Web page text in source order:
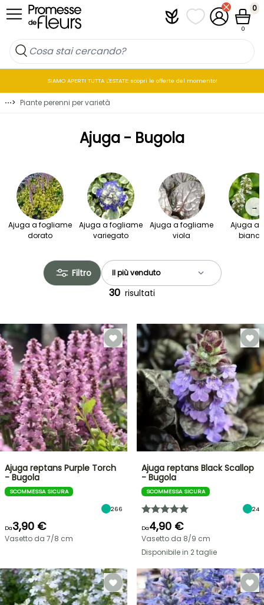
Salta al contenuto PlantfitI miei elenchi di
Il mio
0
0
SIAMO APERTI TUTTA L'ESTATE: scopri le offerte del momento!
⋯> Piante perenni per varietà
Ajuga - Bugola
Ajuga a fogliame
dorato
Ajuga a fogliame
variegato
Ajuga a fogliame
viola
Ajuga a
→
Filtro
30 risultati
Ajuga reptans Purple Torch
- Bugola
SCOMMESSA SICURA
266
Da3,90 €
Vasetto da 7/8 cm
Ajuga reptans Black Scallop
- Bugola
SCOMMESSA SICURA
24
Da4,90 €
Vasetto da 8/9 cm
Disponibile in 2 taglie